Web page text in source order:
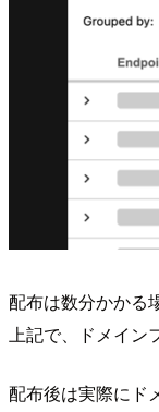
配布は数分かかる
上記で、ドメイン
配布後は実際にド